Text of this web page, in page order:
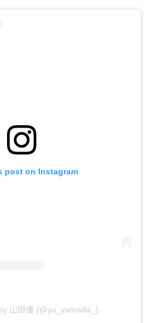
post on Instagram
山田優 (@yu_yamada_)